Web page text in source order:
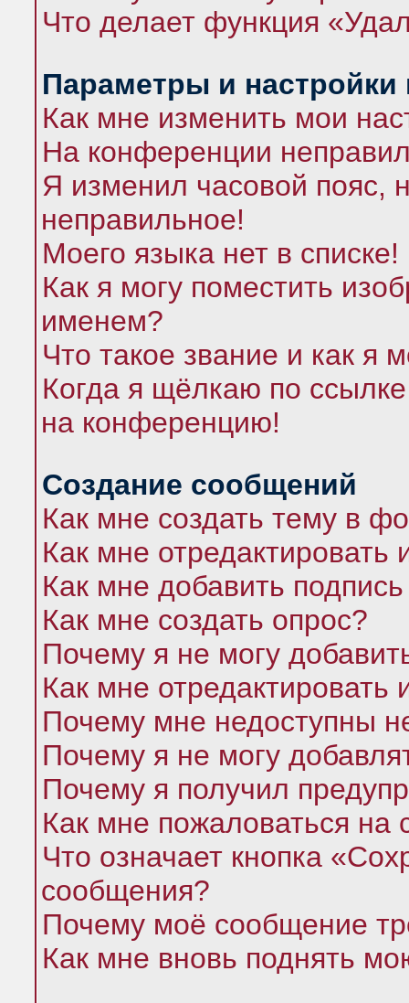
Что делает функция
Параметры и настройки
Как мне изменить мои
На конференции
Я изменил часовой пояс,
неправильное!
Моего языка нет в списке!
Как я могу поместить
именем?
Что такое звание и как я
Когда я щёлкаю по
на конференцию!
Создание сообщений
Как мне создать тему в
Как мне
Как мне добавить
Как мне создать опрос?
Почему я не могу
Как мне отредактировать
Почему мне недоступны
Почему я не могу
Почему я получил
Как мне пожаловаться
Что означает кнопка
сообщения?
Почему моё сообщение
Как мне вновь поднять